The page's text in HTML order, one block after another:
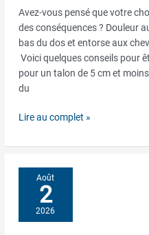
Avez-vous pensé que votre
des conséquences ? Douleur
bas du dos et entorse aux
Voici quelques conseils pour
pour un talon de 5 cm et
du
Lire au complet »
Août
2
2026